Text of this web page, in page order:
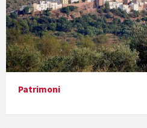
Presentació del llibre &quot;La
Patrimoni